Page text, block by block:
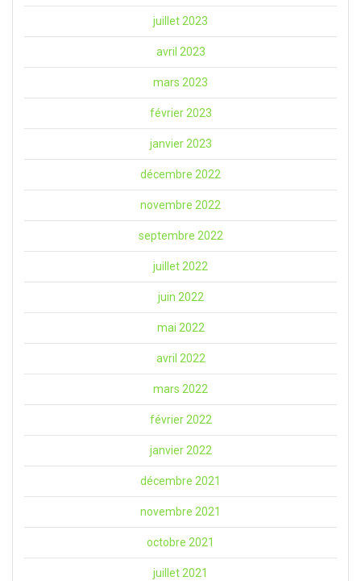
juillet 2023
avril 2023
mars 2023
février 2023
janvier 2023
décembre 2022
novembre 2022
septembre 2022
juillet 2022
juin 2022
mai 2022
avril 2022
mars 2022
février 2022
janvier 2022
décembre 2021
novembre 2021
octobre 2021
juillet 2021